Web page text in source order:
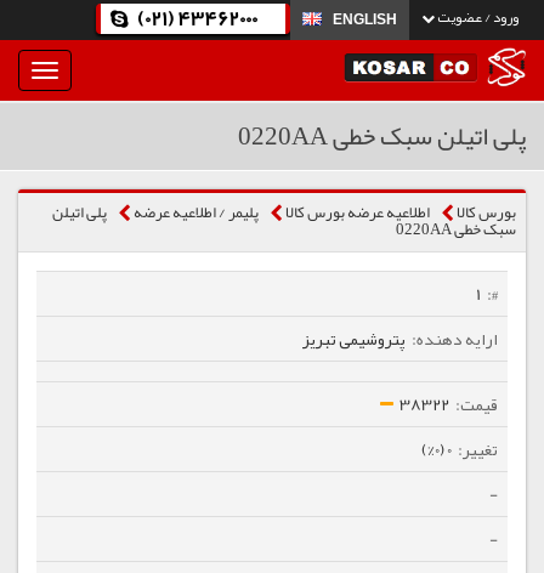
ورود / عضویت ENGLISH
(021) 43462000
بار
و
پلی اتیلن سبک خطی 0220AA
بورس کالا اطلاعیه عرضه بورس کالا پلیمر / اطلاعیه عرضه پلی اتیلن
سبک خطی 0220AA
1
پتروشیمی تبریز
38322
0 (0%)
-
-